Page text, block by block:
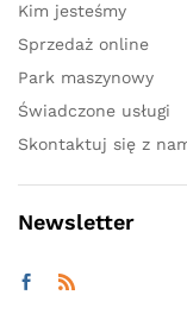
Kim jesteśmy
Sprzedaż online
Park maszynowy
Świadczone usługi
Skontaktuj się z
Newsletter